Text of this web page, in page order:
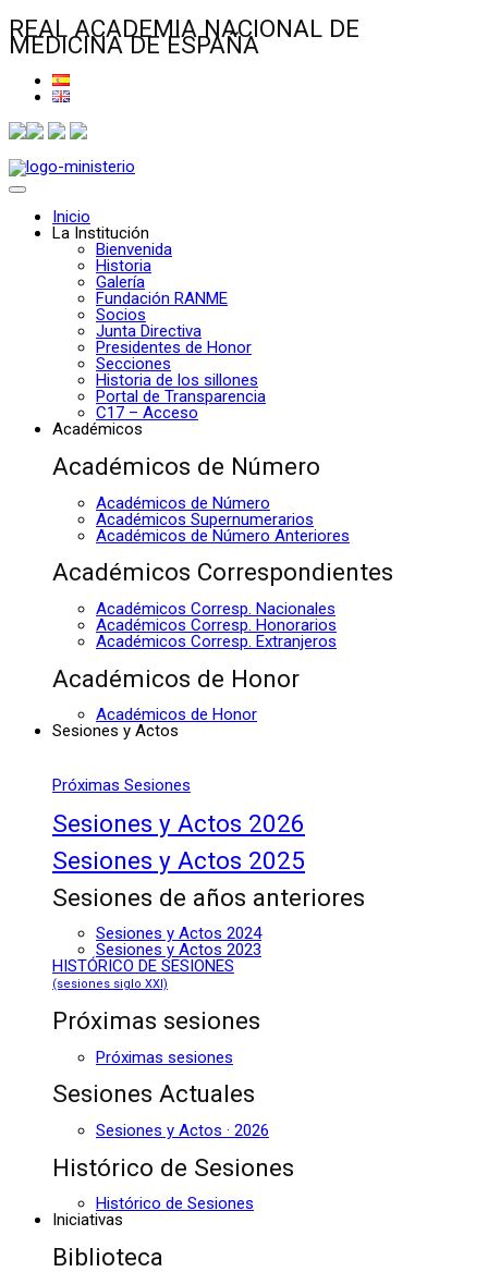
REAL ACADEMIA NACIONAL DE
MEDICINA DE ESPAÑA
Inicio
La Institución
Bienvenida
Historia
Galería
Fundación RANME
Socios
Junta Directiva
Presidentes de Honor
Secciones
Historia de los sillones
Portal de Transparencia
C17 – Acceso
Académicos
Académicos de Número
Académicos de Número
Académicos Supernumerarios
Académicos de Número Anteriores
Académicos Correspondientes
Académicos Corresp. Nacionales
Académicos Corresp. Honorarios
Académicos Corresp. Extranjeros
Académicos de Honor
Académicos de Honor
Sesiones y Actos
Próximas Sesiones
Sesiones y Actos 2026
Sesiones y Actos 2025
Sesiones de años anteriores
Sesiones y Actos 2024
Sesiones y Actos 2023
HISTÓRICO DE SESIONES
(sesiones siglo XXI)
Próximas sesiones
Próximas sesiones
Sesiones Actuales
Sesiones y Actos · 2026
Histórico de Sesiones
Histórico de Sesiones
Iniciativas
Biblioteca